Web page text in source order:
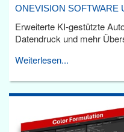
ONEVISION SOFTWARE
Erweiterte KI-gestützte
Datendruck und mehr
Weiterlesen...